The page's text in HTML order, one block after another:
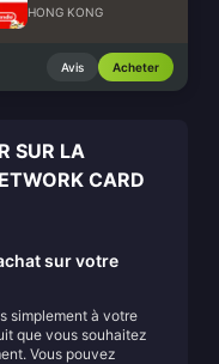
HONG KONG
Avis Acheter
SUR LA
CARD
sur votre
simplement à votre
que vous souhaitez
Vous pouvez